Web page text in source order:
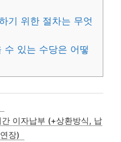
기 위한 절차는 무엇
수 있는 수당은 어떻
이자납부 (+상환방식, 납
장)